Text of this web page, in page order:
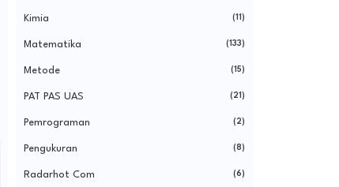
Kimia (11)
Matematika (133)
Metode (15)
PAT PAS UAS (21)
Pemrograman (2)
Pengukuran (8)
Radarhot Com (6)